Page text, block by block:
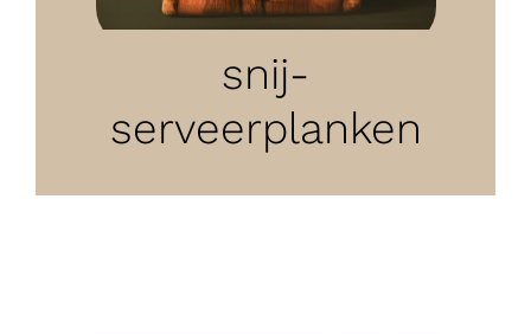
snij-
serveerplanken